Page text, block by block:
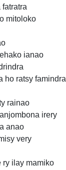
mitoloko
ianao
ho ratsy famindra
rainao
irery
anao
very
ry ilay mamiko